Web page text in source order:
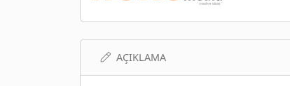
AÇIKLAMA